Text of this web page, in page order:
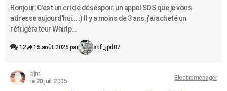
Bonjour, C'est un cri de désespoir, un appel SOS que je vous
adresse aujourd'hui... :) Il y a moins de 3 ans, j'ai acheté un
réfrigérateur Whirlp...
12 15 août 2025 par stf_jpd87
bjm
le 20 juil. 2005
Electroménager